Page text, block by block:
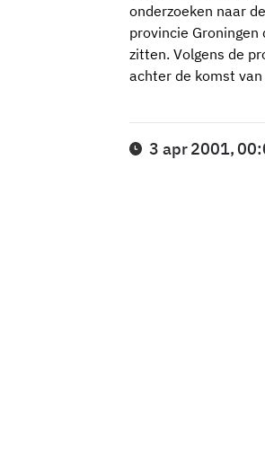
onderzoeken naar
provincie
zitten. Volgens de
achter de komst
3 apr 2001,